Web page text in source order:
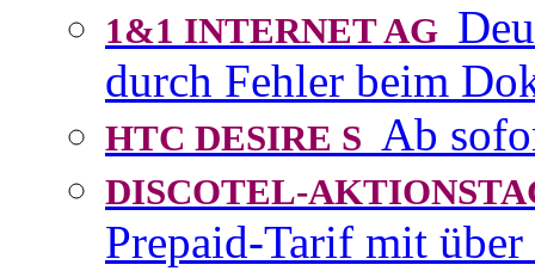
1&1 INTERNET AG
durch Fehler beim
HTC DESIRE S Ab
DISCOTEL-
Prepaid-Tarif mit